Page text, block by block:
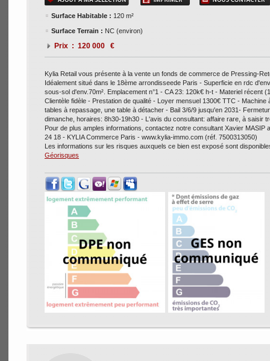
Surface Habitable : 120 m²
Surface Terrain : NC (environ)
Prix : 120 000 €
Kylia Retail vous présente à la vente un fonds de commerce de Pressing-
Idéalement situé dans le 18ème arrondisseede Paris - Superficie en rdc
sous-sol d'env.70m². Emplacement n°1 - CA 23: 120k€ h-t - Materiel récent
Clientèle fidèle - Prestation de qualité - Loyer mensuel 1300€ TTC - Machine
tables à repassage, une table à détacher - Bail 3/6/9 jusqu'en 2031-
dimanche, horaires: 8h30-19h30 - L'avis du consultant: affaire rare, à saisir
Pour de plus amples informations, contactez notre consultant Xavier MASIP
24 18 - KYLIA Commerce Paris - www.kylia-immo.com (réf. 7500313050)
Les informations sur les risques auxquels ce bien est exposé sont
Géorisques